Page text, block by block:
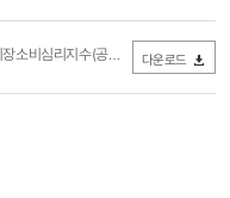
리지수(공표자료).hwp (0Byte /
다운로드